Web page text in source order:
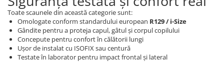
Toate scaunele din această categorie sunt:
Omologate conform standardului european R129 / i-Size
Gândite pentru a proteja capul, gâtul și corpul copilului
Concepute pentru confort în călătorii lungi
Ușor de instalat cu ISOFIX sau centură
Testate în laborator pentru impact frontal și lateral